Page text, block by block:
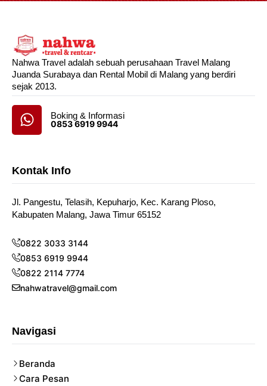
Nahwa Travel adalah sebuah perusahaan Travel Malang
Juanda Surabaya dan Rental Mobil di Malang yang berdiri
sejak 2013.
Boking & Informasi
0853 6919 9944
Kontak Info
Jl. Pangestu, Telasih, Kepuharjo, Kec. Karang Ploso,
Kabupaten Malang, Jawa Timur 65152
0822 3033 3144
0853 6919 9944
0822 2114 7774
nahwatravel@gmail.com
Navigasi
Beranda
Cara Pesan